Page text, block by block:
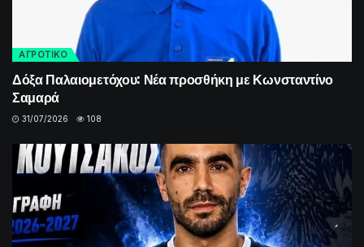
ΑΓΡΟΤΙΚΟ
Δόξα Παλαιομετόχου: Νέα προσθήκη με Κωνσταντίνο
Σαμαρά
31/07/2026 108